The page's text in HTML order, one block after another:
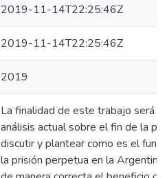
2019-11-14T22:25:46Z
2019-11-14T22:25:46Z
2019
La finalidad de este trabajo será
análisis actual sobre el fin de la
discutir y plantear como es el
la prisión perpetua en la Argentina